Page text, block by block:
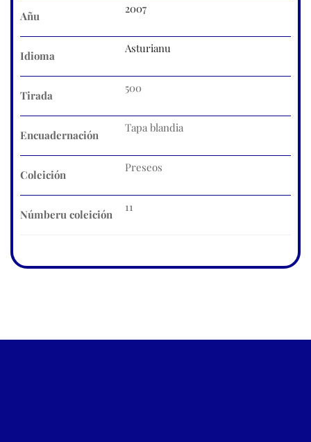
Añu
2007
Idioma
Asturianu
Tirada
500
Encuadernación
Tapa blandia
Coleición
Preseos
Númberu coleición
11